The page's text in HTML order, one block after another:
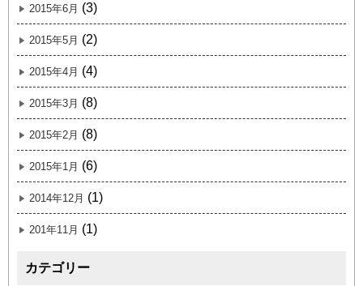
2015年6月 (3)
2015年5月 (2)
2015年4月 (4)
2015年3月 (8)
2015年2月 (8)
2015年1月 (6)
2014年12月 (1)
201年11月 (1)
カテゴリー